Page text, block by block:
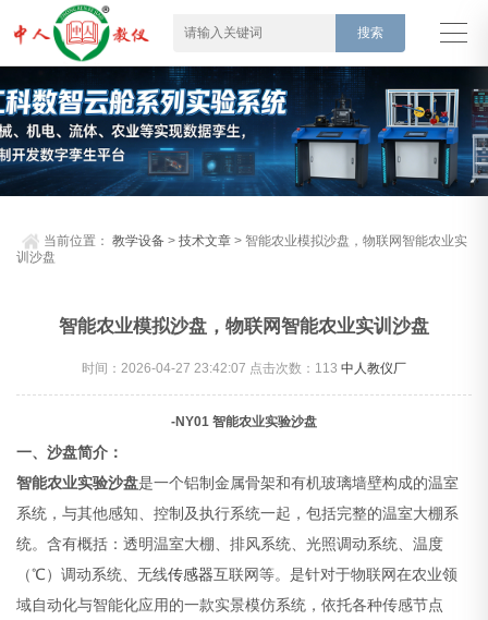
当前位置：教学设备 >技术文章 > 智能农业模拟沙盘，物联网智能农业实
训沙盘
智能农业模拟沙盘，物联网智能农业实训沙盘
时间：2026-04-27 23:42:07 点击次数： 113 中人教仪厂
-NY01 智能农业实验沙盘
一、沙盘简介：
智能农业实验沙盘是一个铝制金属骨架和有机玻璃墙壁构成的温室
系统，与其他感知、控制及执行系统一起，包括完整的温室大棚系
统。含有概括：透明温室大棚、排风系统、光照调动系统、温度
（℃）调动系统、无线传感器互联网等。是针对于物联网在农业领
域自动化与智能化应用的一款实景模仿系统，依托各种传感节点